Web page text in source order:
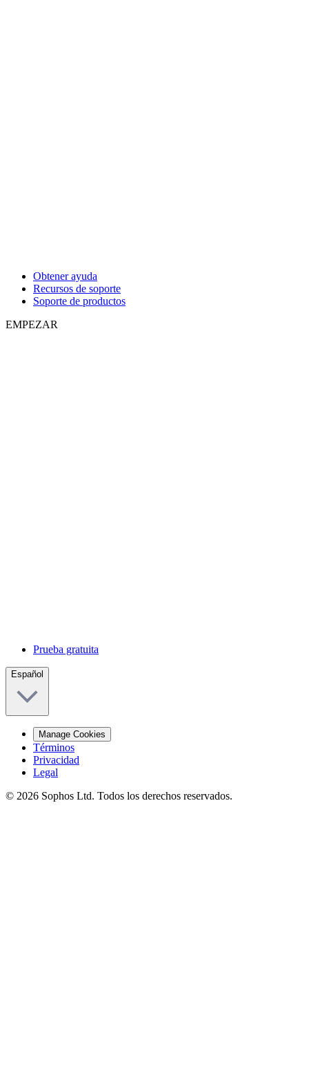
Obtener ayuda
Recursos de soporte
Soporte de productos
EMPEZAR
Prueba gratuita
Español
Manage Cookies
Términos
Privacidad
Legal
© 2026 Sophos Ltd. Todos los derechos reservados.